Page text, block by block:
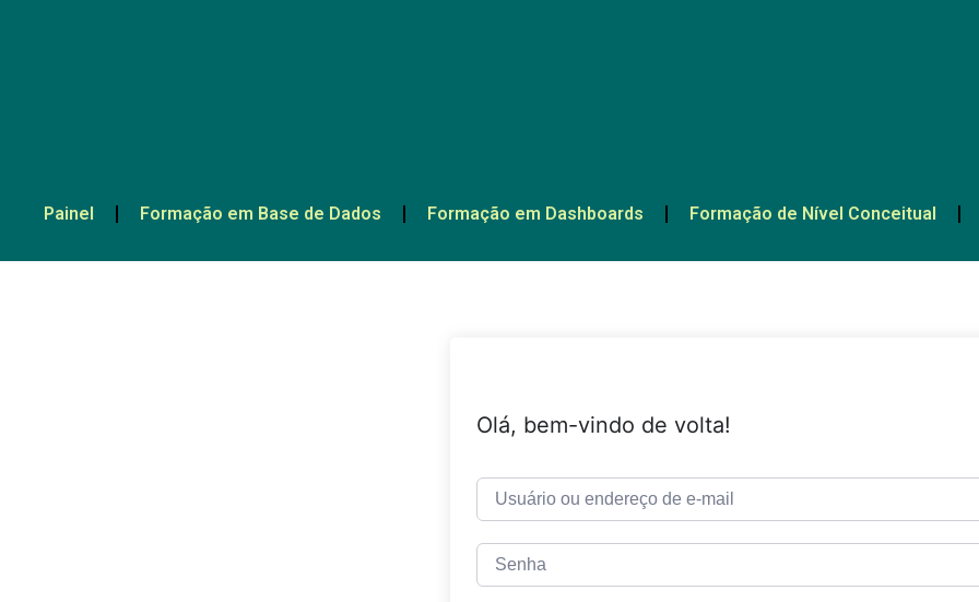
Painel Formação em Base de Dados Formação em Dashboards Formação de Nível Conceitual
Olá, bem-vindo de volta!